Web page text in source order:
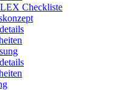
Checkliste